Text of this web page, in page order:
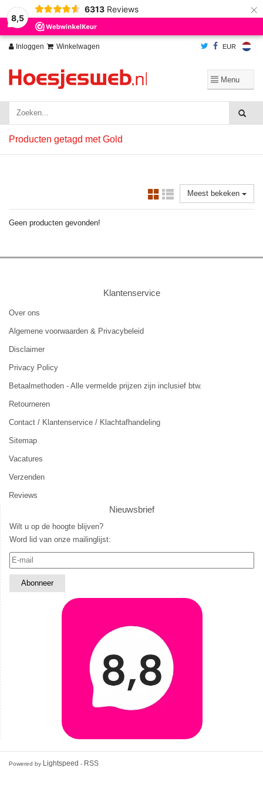
8,5
6313 Reviews ×
Inloggen Winkelwagen EUR
Producten getagd met Gold
Meest bekeken
Geen producten gevonden!
Klantenservice
Over ons
Algemene voorwaarden & Privacybeleid
Disclaimer
Privacy Policy
Betaalmethoden - Alle vermelde prijzen zijn inclusief btw.
Retourneren
Contact / Klantenservice / Klachtafhandeling
Sitemap
Vacatures
Verzenden
Reviews
Nieuwsbrief
Wilt u op de hoogte blijven?
Word lid van onze mailinglijst:
Powered by Lightspeed - RSS
Wij slaan cookies op om onze website te verbeteren. Is dat akkoord?
Ja
Nee